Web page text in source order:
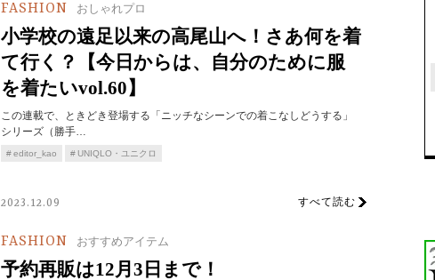
FASHION おしゃれプロ
小学校の遠足以来の高尾山へ！さあ何を着
て行く？【今日からは、自分のために服
を着たいvol.60】
この連載で、ときどき登場する「ニッチなシーンでの着こなしどうする」
シリーズ（勝手…
editor_kao UNIQLO・ユニクロ
2023.12.09 すべて読む
FASHION おすすめアイテム
予約再販は12月3日まで！